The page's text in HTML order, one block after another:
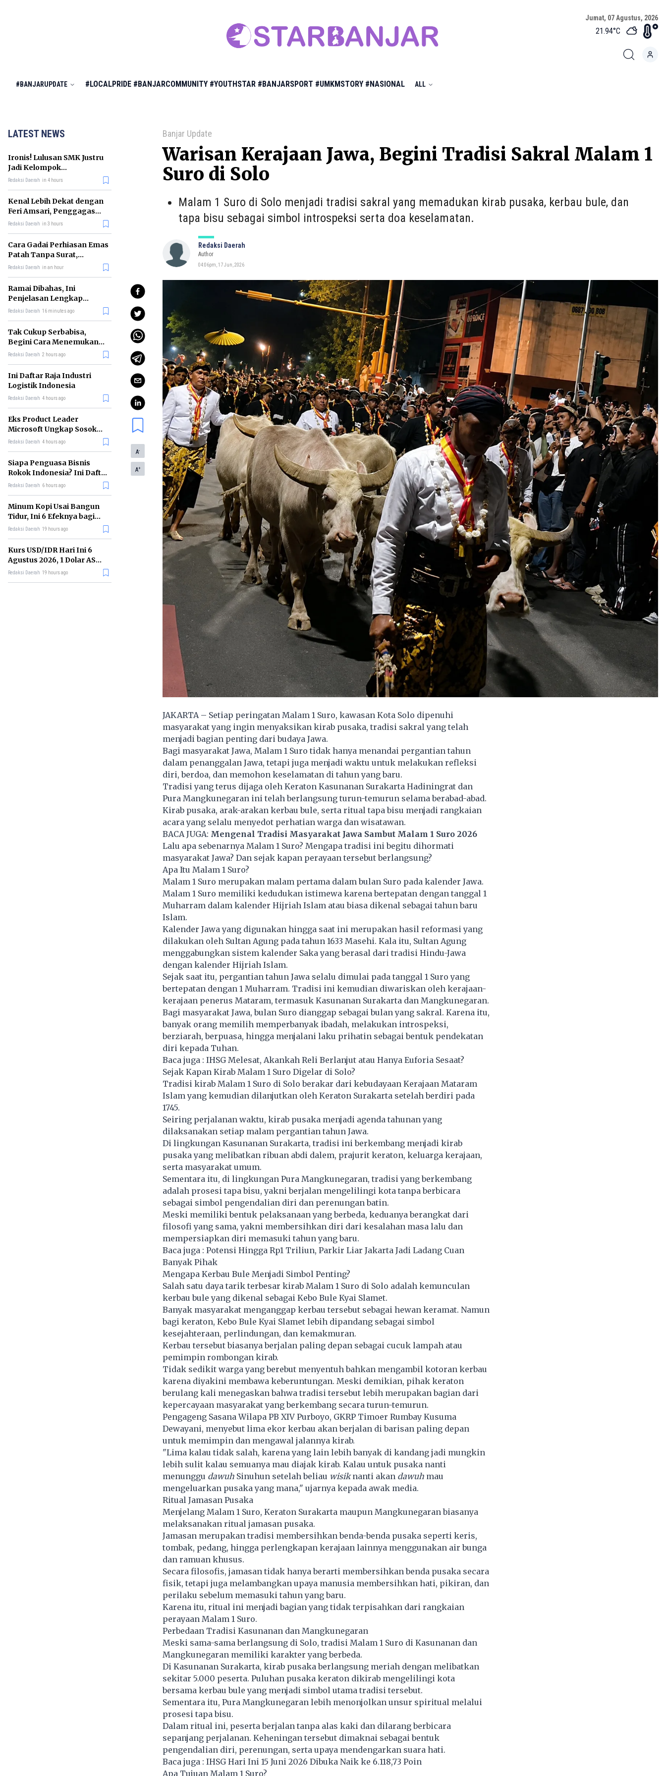
Jumat, 07 Agustus, 2026
21.94°C
#BANJARUPDATE #LOCALPRIDE #BANJARCOMMUNITY #YOUTHSTAR #BANJARSPORT #UMKMSTORY #NASIONAL ALL
LATEST NEWS
Ironis! Lulusan SMK Justru
Jadi Kelompok
Pengangguran Terbanyak
Redaksi Daerah in 4 hours
Kenal Lebih Dekat dengan
Feri Amsari, Penggagas
Kabinet Bayangan
Redaksi Daerah in 3 hours
Cara Gadai Perhiasan Emas
Patah Tanpa Surat,
Ternyata Tetap Bisa!
Redaksi Daerah in an hour
Ramai Dibahas, Ini
Penjelasan Lengkap
tentang Konsep Kabinet
Redaksi Daerah 16 minutes ago
Tak Cukup Serbabisa,
Begini Cara Menemukan
'Spike' agar CV Dilirik HR
Redaksi Daerah 2 hours ago
Ini Daftar Raja Industri
Logistik Indonesia
Redaksi Daerah 4 hours ago
Eks Product Leader
Microsoft Ungkap Sosok
yang Paling Cocok
Redaksi Daerah 4 hours ago
Siapa Penguasa Bisnis
Rokok Indonesia? Ini Daftar
Perusahaan Terbesarnya
Redaksi Daerah 6 hours ago
Minum Kopi Usai Bangun
Tidur, Ini 6 Efeknya bagi
Kesehatan Tubuh
Redaksi Daerah 19 hours ago
Kurs USD/IDR Hari Ini 6
Agustus 2026, 1 Dolar AS
Kini Berapa Rupiah?
Redaksi Daerah 19 hours ago
Banjar Update
Warisan Kerajaan Jawa, Begini Tradisi Sakral Malam 1
Suro di Solo
Malam 1 Suro di Solo menjadi tradisi sakral yang memadukan kirab pusaka, kerbau bule, dan
tapa bisu sebagai simbol introspeksi serta doa keselamatan.
Redaksi Daerah
Author
04:06pm, 17 Jun, 2026
A-
A+
JAKARTA – Setiap peringatan Malam 1 Suro, kawasan Kota Solo dipenuhi
masyarakat yang ingin menyaksikan kirab pusaka, tradisi sakral yang telah
menjadi bagian penting dari budaya Jawa.
Bagi masyarakat Jawa, Malam 1 Suro tidak hanya menandai pergantian tahun
dalam penanggalan Jawa, tetapi juga menjadi waktu untuk melakukan refleksi
diri, berdoa, dan memohon keselamatan di tahun yang baru.
Tradisi yang terus dijaga oleh Keraton Kasunanan Surakarta Hadiningrat dan
Pura Mangkunegaran ini telah berlangsung turun-temurun selama berabad-abad.
Kirab pusaka, arak-arakan kerbau bule, serta ritual tapa bisu menjadi rangkaian
acara yang selalu menyedot perhatian warga dan wisatawan.
BACA JUGA: Mengenal Tradisi Masyarakat Jawa Sambut Malam 1 Suro 2026
Lalu apa sebenarnya Malam 1 Suro? Mengapa tradisi ini begitu dihormati
masyarakat Jawa? Dan sejak kapan perayaan tersebut berlangsung?
Apa Itu Malam 1 Suro?
Malam 1 Suro merupakan malam pertama dalam bulan Suro pada kalender Jawa.
Malam 1 Suro memiliki kedudukan istimewa karena bertepatan dengan tanggal 1
Muharram dalam kalender Hijriah Islam atau biasa dikenal sebagai tahun baru
Islam.
Kalender Jawa yang digunakan hingga saat ini merupakan hasil reformasi yang
dilakukan oleh Sultan Agung pada tahun 1633 Masehi. Kala itu, Sultan Agung
menggabungkan sistem kalender Saka yang berasal dari tradisi Hindu-Jawa
dengan kalender Hijriah Islam.
Sejak saat itu, pergantian tahun Jawa selalu dimulai pada tanggal 1 Suro yang
bertepatan dengan 1 Muharram. Tradisi ini kemudian diwariskan oleh kerajaan-
kerajaan penerus Mataram, termasuk Kasunanan Surakarta dan Mangkunegaran.
Bagi masyarakat Jawa, bulan Suro dianggap sebagai bulan yang sakral. Karena itu,
banyak orang memilih memperbanyak ibadah, melakukan introspeksi,
berziarah, berpuasa, hingga menjalani laku prihatin sebagai bentuk pendekatan
diri kepada Tuhan.
Baca juga : IHSG Melesat, Akankah Reli Berlanjut atau Hanya Euforia Sesaat?
Sejak Kapan Kirab Malam 1 Suro Digelar di Solo?
Tradisi kirab Malam 1 Suro di Solo berakar dari kebudayaan Kerajaan Mataram
Islam yang kemudian dilanjutkan oleh Keraton Surakarta setelah berdiri pada
1745.
Seiring perjalanan waktu, kirab pusaka menjadi agenda tahunan yang
dilaksanakan setiap malam pergantian tahun Jawa.
Di lingkungan Kasunanan Surakarta, tradisi ini berkembang menjadi kirab
pusaka yang melibatkan ribuan abdi dalem, prajurit keraton, keluarga kerajaan,
serta masyarakat umum.
Sementara itu, di lingkungan Pura Mangkunegaran, tradisi yang berkembang
adalah prosesi tapa bisu, yakni berjalan mengelilingi kota tanpa berbicara
sebagai simbol pengendalian diri dan perenungan batin.
Meski memiliki bentuk pelaksanaan yang berbeda, keduanya berangkat dari
filosofi yang sama, yakni membersihkan diri dari kesalahan masa lalu dan
mempersiapkan diri memasuki tahun yang baru.
Baca juga : Potensi Hingga Rp1 Triliun, Parkir Liar Jakarta Jadi Ladang Cuan
Banyak Pihak
Mengapa Kerbau Bule Menjadi Simbol Penting?
Salah satu daya tarik terbesar kirab Malam 1 Suro di Solo adalah kemunculan
kerbau bule yang dikenal sebagai Kebo Bule Kyai Slamet.
Banyak masyarakat menganggap kerbau tersebut sebagai hewan keramat. Namun
bagi keraton, Kebo Bule Kyai Slamet lebih dipandang sebagai simbol
kesejahteraan, perlindungan, dan kemakmuran.
Kerbau tersebut biasanya berjalan paling depan sebagai cucuk lampah atau
pemimpin rombongan kirab.
Tidak sedikit warga yang berebut menyentuh bahkan mengambil kotoran kerbau
karena diyakini membawa keberuntungan. Meski demikian, pihak keraton
berulang kali menegaskan bahwa tradisi tersebut lebih merupakan bagian dari
kepercayaan masyarakat yang berkembang secara turun-temurun.
Pengageng Sasana Wilapa PB XIV Purboyo, GKRP Timoer Rumbay Kusuma
Dewayani, menyebut lima ekor kerbau akan berjalan di barisan paling depan
untuk memimpin dan mengawal jalannya kirab.
"Lima kalau tidak salah, karena yang lain lebih banyak di kandang jadi mungkin
lebih sulit kalau semuanya mau diajak kirab. Kalau untuk pusaka nanti
menunggu dawuhSinuhun setelah beliau wisiknanti akan dawuhmau
mengeluarkan pusaka yang mana," ujarnya kepada awak media.
Ritual Jamasan Pusaka
Menjelang Malam 1 Suro, Keraton Surakarta maupun Mangkunegaran biasanya
melaksanakan ritual jamasan pusaka.
Jamasan merupakan tradisi membersihkan benda-benda pusaka seperti keris,
tombak, pedang, hingga perlengkapan kerajaan lainnya menggunakan air bunga
dan ramuan khusus.
Secara filosofis, jamasan tidak hanya berarti membersihkan benda pusaka secara
fisik, tetapi juga melambangkan upaya manusia membersihkan hati, pikiran, dan
perilaku sebelum memasuki tahun yang baru.
Karena itu, ritual ini menjadi bagian yang tidak terpisahkan dari rangkaian
perayaan Malam 1 Suro.
Perbedaan Tradisi Kasunanan dan Mangkunegaran
Meski sama-sama berlangsung di Solo, tradisi Malam 1 Suro di Kasunanan dan
Mangkunegaran memiliki karakter yang berbeda.
Di Kasunanan Surakarta, kirab pusaka berlangsung meriah dengan melibatkan
sekitar 5.000 peserta. Puluhan pusaka keraton dikirab mengelilingi kota
bersama kerbau bule yang menjadi simbol utama tradisi tersebut.
Sementara itu, Pura Mangkunegaran lebih menonjolkan unsur spiritual melalui
prosesi tapa bisu.
Dalam ritual ini, peserta berjalan tanpa alas kaki dan dilarang berbicara
sepanjang perjalanan. Keheningan tersebut dimaknai sebagai bentuk
pengendalian diri, perenungan, serta upaya mendengarkan suara hati.
Baca juga : IHSG Hari Ini 15 Juni 2026 Dibuka Naik ke 6.118,73 Poin
Apa Tujuan Malam 1 Suro?